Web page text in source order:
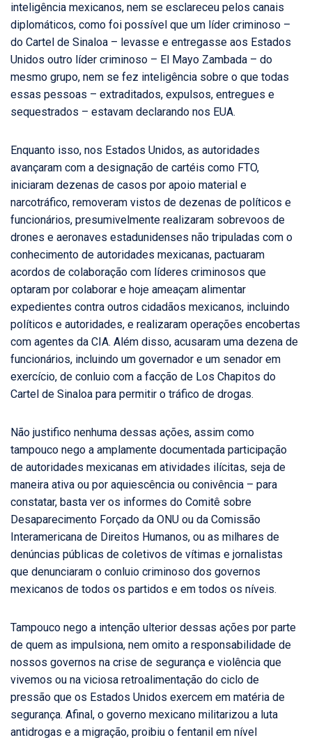
inteligência mexicanos, nem se esclareceu pelos canais
diplomáticos, como foi possível que um líder criminoso –
do Cartel de Sinaloa – levasse e entregasse aos Estados
Unidos outro líder criminoso – El Mayo Zambada – do
mesmo grupo, nem se fez inteligência sobre o que todas
essas pessoas – extraditados, expulsos, entregues e
sequestrados – estavam declarando nos EUA.
Enquanto isso, nos Estados Unidos, as autoridades
avançaram com a designação de cartéis como FTO,
iniciaram dezenas de casos por apoio material e
narcotráfico, removeram vistos de dezenas de políticos e
funcionários, presumivelmente realizaram sobrevoos de
drones e aeronaves estadunidenses não tripuladas com o
conhecimento de autoridades mexicanas, pactuaram
acordos de colaboração com líderes criminosos que
optaram por colaborar e hoje ameaçam alimentar
expedientes contra outros cidadãos mexicanos, incluindo
políticos e autoridades, e realizaram operações encobertas
com agentes da CIA. Além disso, acusaram uma dezena de
funcionários, incluindo um governador e um senador em
exercício, de conluio com a facção de Los Chapitos do
Cartel de Sinaloa para permitir o tráfico de drogas.
Não justifico nenhuma dessas ações, assim como
tampouco nego a amplamente documentada participação
de autoridades mexicanas em atividades ilícitas, seja de
maneira ativa ou por aquiescência ou conivência – para
constatar, basta ver os informes do Comitê sobre
Desaparecimento Forçado da ONU ou da Comissão
Interamericana de Direitos Humanos, ou as milhares de
denúncias públicas de coletivos de vítimas e jornalistas
que denunciaram o conluio criminoso dos governos
mexicanos de todos os partidos e em todos os níveis.
Tampouco nego a intenção ulterior dessas ações por parte
de quem as impulsiona, nem omito a responsabilidade de
nossos governos na crise de segurança e violência que
vivemos ou na viciosa retroalimentação do ciclo de
pressão que os Estados Unidos exercem em matéria de
segurança. Afinal, o governo mexicano militarizou a luta
antidrogas e a migração, proibiu o fentanil em nível